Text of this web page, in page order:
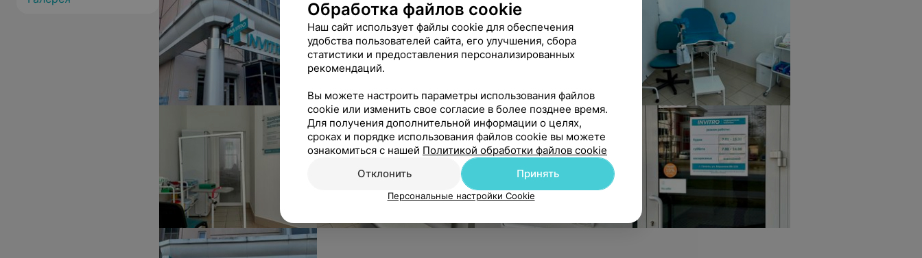
Обработка файлов cookie
Наш сайт использует файлы cookie для обеспечения
удобства пользователей сайта, его улучшения, сбора
статистики и предоставления персонализированных
рекомендаций.
Вы можете настроить параметры использования файлов
cookie или изменить свое согласие в более позднее время.
Для получения дополнительной информации о целях,
сроках и порядке использования файлов cookie вы можете
ознакомиться с нашей Политикой обработки файлов cookie
Отклонить
Принять
Персональные настройки Cookie